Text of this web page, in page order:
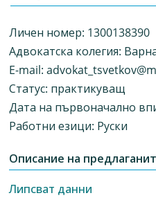
Личен номер: 1300138390
Адвокатска колегия:
E-mail:
Статус: практикуващ
Дата на първоначално
Работни езици: Руски
Описание на
Липсват данни